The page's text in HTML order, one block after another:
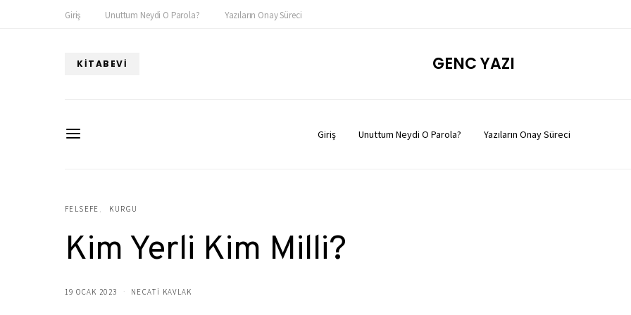
Giriş Unuttum Neydi O Parola? Yazıların Onay Süreci
KITABEVI GENC YAZI
Giriş Unuttum Neydi O Parola? Yazıların Onay Süreci
FELSEFE KURGU
Kim Yerli Kim Milli?
19 OCAK 2023 NECATİ KAVLAK